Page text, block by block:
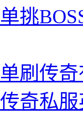
挑
刷传
奇私